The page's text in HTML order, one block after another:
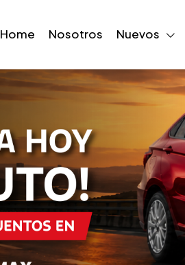
Home Nosotros Nuevos